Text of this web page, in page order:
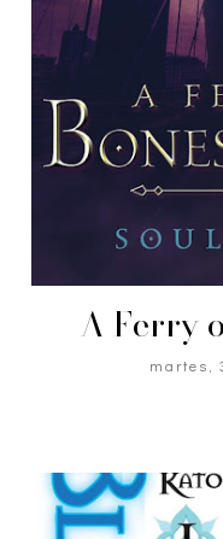
A Ferry
martes,